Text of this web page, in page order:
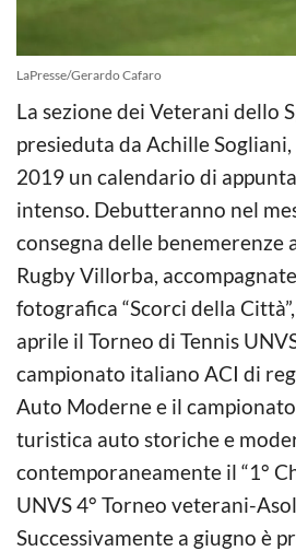
LaPresse/Gerardo Cafaro
La sezione dei Veterani dello
presieduta da Achille
2019 un calendario di
intenso. Debutteranno nel
consegna delle benemerenze
Rugby Villorba,
fotografica “Scorci della
aprile il Torneo di Tennis
campionato italiano ACI di
Auto Moderne e il
turistica auto storiche e
contemporaneamente il “1°
UNVS 4° Torneo veterani-
Successivamente a giugno è